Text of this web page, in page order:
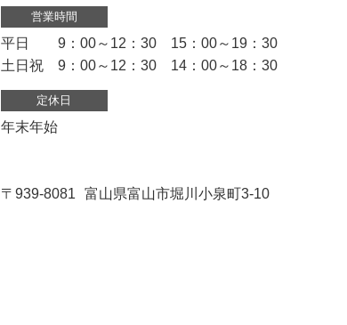
営業時間
平日 9：00～12：30 15：00～19：30
土日祝 9：00～12：30 14：00～18：30
定休日
年末年始
〒939-8081 富山県富山市堀川小泉町3-10